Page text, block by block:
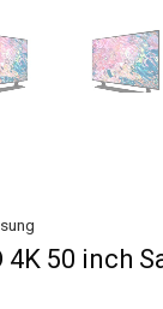
4K 50 inch